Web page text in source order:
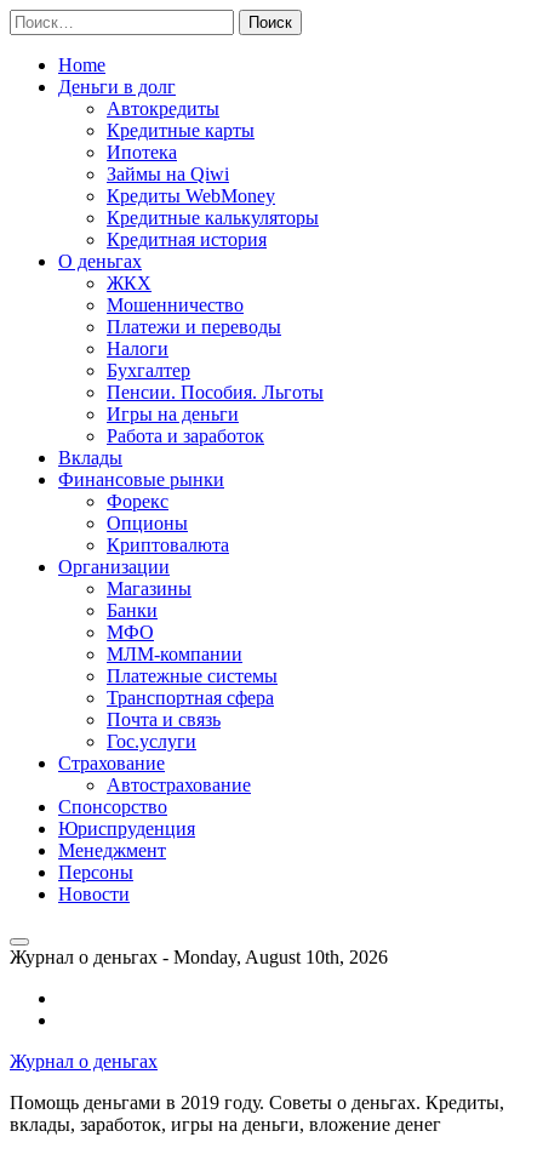
Перейти
к
содержимому
Найти:
Home
Деньги в долг
Автокредиты
Кредитные карты
Ипотека
Займы на Qiwi
Кредиты WebMoney
Кредитные калькуляторы
Кредитная история
О деньгах
ЖКХ
Мошенничество
Платежи и переводы
Налоги
Бухгалтер
Пенсии. Пособия. Льготы
Игры на деньги
Работа и заработок
Вклады
Финансовые рынки
Форекс
Опционы
Криптовалюта
Организации
Магазины
Банки
МФО
МЛМ-компании
Платежные системы
Транспортная сфера
Почта и связь
Гос.услуги
Страхование
Автострахование
Спонсорство
Юриспруденция
Менеджмент
Персоны
Новости
Журнал о деньгах - Monday, August 10th, 2026
банка
24
для
взять
WebMoney?
Журнал о деньгах
Помощь деньгами в 2019 году. Советы о деньгах. Кредиты,
вклады, заработок, игры на деньги, вложение денег